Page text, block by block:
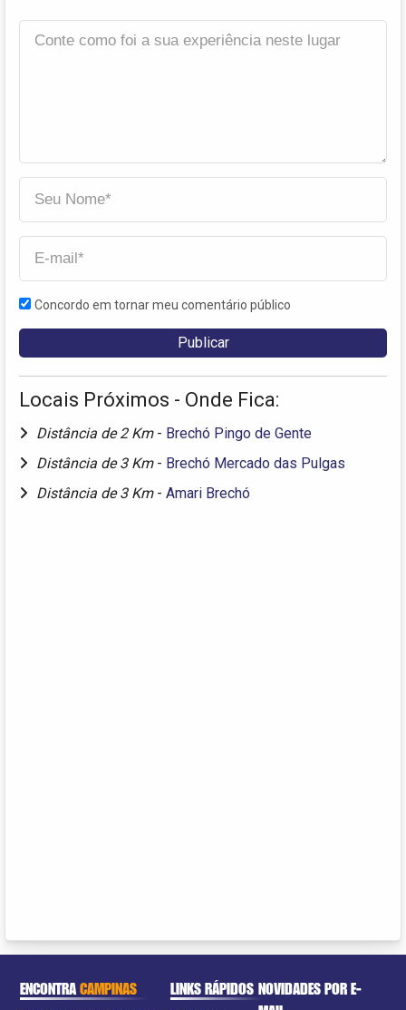
Concordo em tornar meu comentário público
Locais Próximos - Onde Fica:
Distância de 2 Km - Brechó Pingo de Gente
Distância de 3 Km - Brechó Mercado das Pulgas
Distância de 3 Km - Amari Brechó
ENCONTRACAMPINAS LINKS RÁPIDOS NOVIDADES POR E-